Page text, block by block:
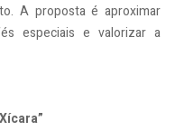
A proposta é aproximar
especiais e valorizar a